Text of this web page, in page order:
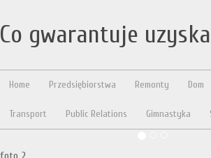
Co gwarantuje
Home Przedsiębiorstwa Remonty Dom
Transport Public Relations Gimnastyka